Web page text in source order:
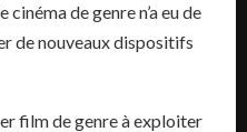
de genre n’a eu de
de nouveaux dispositifs
film de genre à exploiter